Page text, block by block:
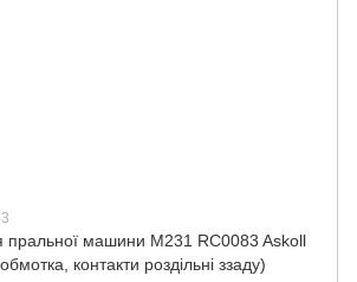
машини M231 RC0083 Askoll
контакти роздільні ззаду)